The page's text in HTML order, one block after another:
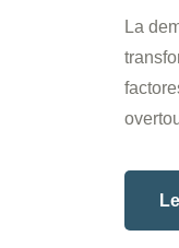
La